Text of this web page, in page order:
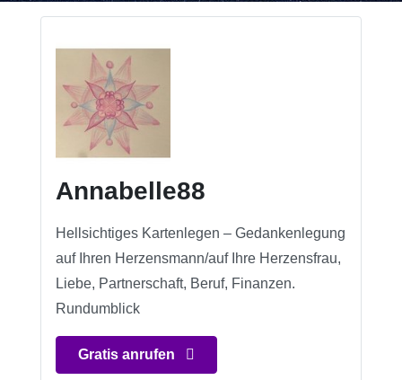
Annabelle88
Hellsichtiges Kartenlegen – Gedankenlegung
auf Ihren Herzensmann/auf Ihre Herzensfrau,
Liebe, Partnerschaft, Beruf, Finanzen.
Rundumblick
Gratis anrufen